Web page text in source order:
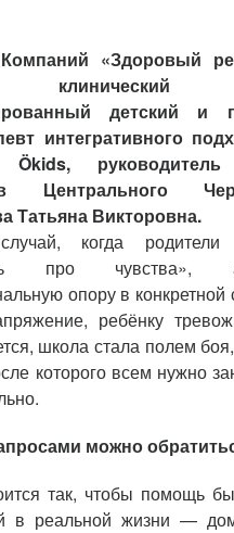
«Здоровый
детский и
интегративного
Ökids,
Центрального
Татьяна Викторовна.
когда
про чувства»,
опору в конкретной
ребёнку
школа стала полем
которого всем нужно
можно
так, чтобы помощь
в реальной жизни —